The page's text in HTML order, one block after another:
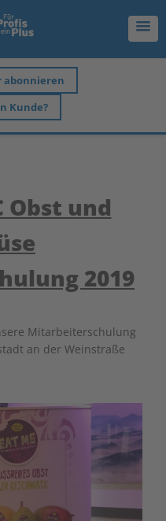
abonnieren
Kunde?
Obst und
2019
Mitarbeiterschulung
an der Weinstraße